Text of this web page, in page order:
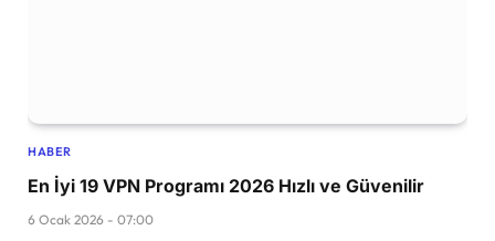
HABER
En İyi 19 VPN Programı 2026 Hızlı ve Güvenilir
6 Ocak 2026 - 07:00